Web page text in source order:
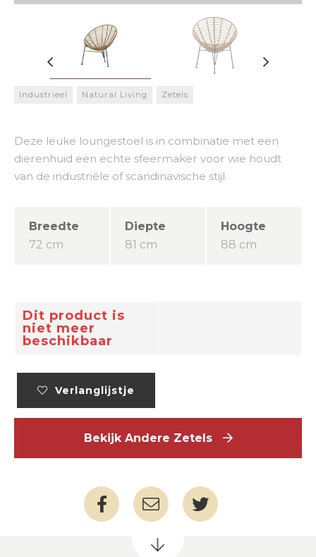
Industrieel Natural Living Zetels
Deze leuke loungestoel is in combinatie met een
dierenhuid een echte sfeermaker voor wie houdt
van de industriële of scandinavische stijl.
Breedte
72 cm
Diepte
81 cm
Hoogte
88 cm
Dit product is
niet meer
beschikbaar
Verlanglijstje
Bekijk Andere Zetels